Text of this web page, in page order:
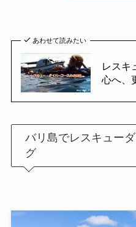
あわせて読みたい
レスキ
心へ、
バリ島でレスキュー
グ